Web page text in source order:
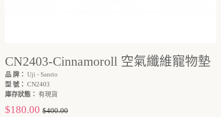
CN2403-Cinnamoroll 空氣纖維寵物墊
品 牌： Uji - Sanrio
型 號： CN2403
庫存狀態： 有現貨
$180.00 $400.00